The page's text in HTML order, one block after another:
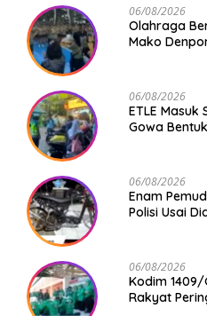
06/08/2026
Olahraga
Mako
Pertambahan
06/08/2026
ETLE Masuk
Gowa
06/08/2026
Enam
Polisi Usai
06/08/2026
Kodim
Rakyat